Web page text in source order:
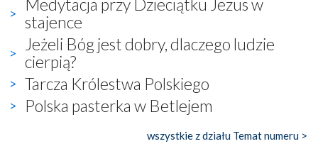
Medytacja przy Dzieciątku Jezus w
stajence
Jeżeli Bóg jest dobry, dlaczego ludzie
cierpią?
Tarcza Królestwa Polskiego
Polska pasterka w Betlejem
wszystkie z działu Temat numeru >